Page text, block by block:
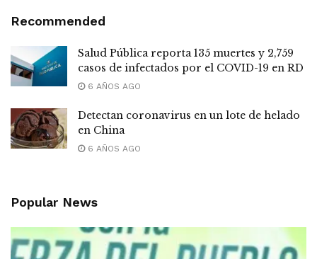
Recommended
Salud Pública reporta 135 muertes y 2,759
casos de infectados por el COVID-19 en RD
6 AÑOS AGO
Detectan coronavirus en un lote de helado
en China
6 AÑOS AGO
Popular News